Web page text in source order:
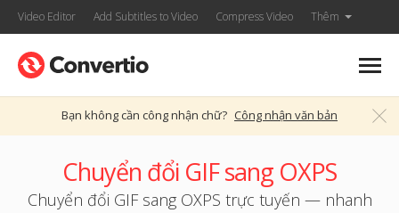
Video Editor Add Subtitles to Video Compress Video Thêm
Bạn không cần công nhận chữ? Công nhận văn bản
Chuyển đổi GIF sang OXPS
Chuyển đổi GIF sang OXPS trực tuyến — nhanh